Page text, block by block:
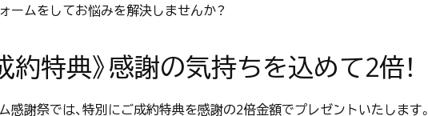
ームをしてお悩みを解決しませんか？
約特典》感謝の気持ちを込めて2倍！
感謝祭では、特別にご成約特典を感謝の2倍金額でプレゼントいたします。